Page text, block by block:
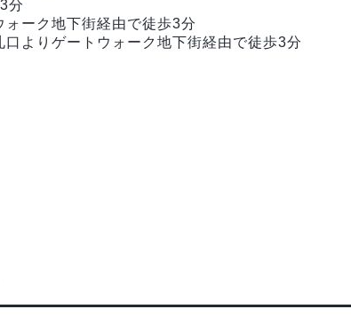
分
ォーク地下街経由で徒歩3分
よりゲートウォーク地下街経由で徒歩3分